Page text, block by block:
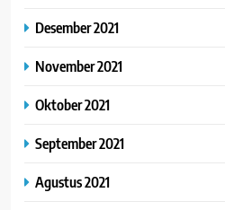
Desember 2021
November 2021
Oktober 2021
September 2021
Agustus 2021